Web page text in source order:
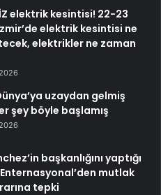
elektrik kesintisi! 22-23
elektrik kesintisi ne
elektrikler ne zaman
uzaydan gelmiş
şey böyle başlamış
başkanlığını yaptığı
mutlak
tepki